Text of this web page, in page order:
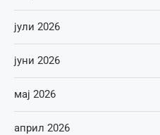
јули 2026
јуни 2026
мај 2026
април 2026